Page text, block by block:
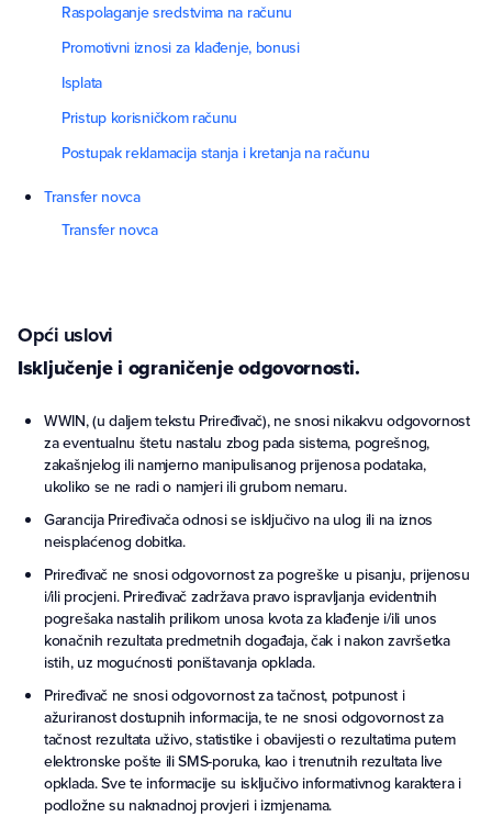
Raspolaganje sredstvima na računu
Promotivni iznosi za klađenje, bonusi
Isplata
Pristup korisničkom računu
Postupak reklamacija stanja i kretanja na računu
Transfer novca
Transfer novca
Opći uslovi
Isključenje i ograničenje odgovornosti.
WWIN, (u daljem tekstu Priređivač), ne snosi nikakvu odgovornost
za eventualnu štetu nastalu zbog pada sistema, pogrešnog,
zakašnjelog ili namjerno manipulisanog prijenosa podataka,
ukoliko se ne radi o namjeri ili grubom nemaru.
Garancija Priređivača odnosi se isključivo na ulog ili na iznos
neisplaćenog dobitka.
Priređivač ne snosi odgovornost za pogreške u pisanju, prijenosu
i/ili procjeni. Priređivač zadržava pravo ispravljanja evidentnih
pogrešaka nastalih prilikom unosa kvota za klađenje i/ili unos
konačnih rezultata predmetnih događaja, čak i nakon završetka
istih, uz mogućnosti poništavanja opklada.
Priređivač ne snosi odgovornost za tačnost, potpunost i
ažuriranost dostupnih informacija, te ne snosi odgovornost za
tačnost rezultata uživo, statistike i obavijesti o rezultatima putem
elektronske pošte ili SMS-poruka, kao i trenutnih rezultata live
opklada. Sve te informacije su isključivo informativnog karaktera i
podložne su naknadnoj provjeri i izmjenama.